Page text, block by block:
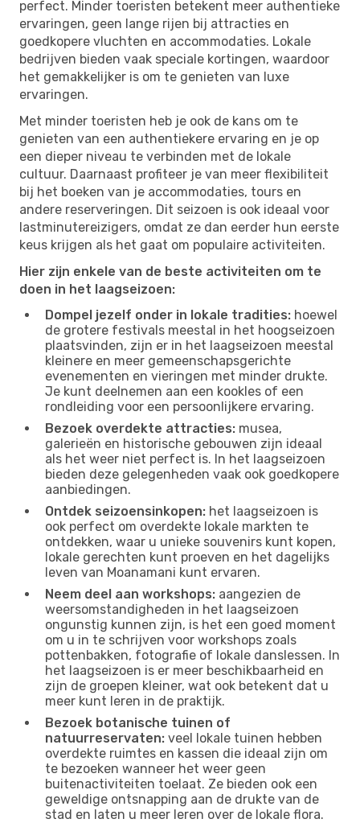
perfect. Minder toeristen betekent meer authentieke
ervaringen, geen lange rijen bij attracties en
goedkopere vluchten en accommodaties. Lokale
bedrijven bieden vaak speciale kortingen, waardoor
het gemakkelijker is om te genieten van luxe
ervaringen.
Met minder toeristen heb je ook de kans om te
genieten van een authentiekere ervaring en je op
een dieper niveau te verbinden met de lokale
cultuur. Daarnaast profiteer je van meer flexibiliteit
bij het boeken van je accommodaties, tours en
andere reserveringen. Dit seizoen is ook ideaal voor
lastminutereizigers, omdat ze dan eerder hun eerste
keus krijgen als het gaat om populaire activiteiten.
Hier zijn enkele van de beste activiteiten om te
doen in het laagseizoen:
Dompel jezelf onder in lokale tradities: hoewel
de grotere festivals meestal in het hoogseizoen
plaatsvinden, zijn er in het laagseizoen meestal
kleinere en meer gemeenschapsgerichte
evenementen en vieringen met minder drukte.
Je kunt deelnemen aan een kookles of een
rondleiding voor een persoonlijkere ervaring.
Bezoek overdekte attracties: musea,
galerieën en historische gebouwen zijn ideaal
als het weer niet perfect is. In het laagseizoen
bieden deze gelegenheden vaak ook goedkopere
aanbiedingen.
Ontdek seizoensinkopen: het laagseizoen is
ook perfect om overdekte lokale markten te
ontdekken, waar u unieke souvenirs kunt kopen,
lokale gerechten kunt proeven en het dagelijks
leven van Moanamani kunt ervaren.
Neem deel aan workshops: aangezien de
weersomstandigheden in het laagseizoen
ongunstig kunnen zijn, is het een goed moment
om u in te schrijven voor workshops zoals
pottenbakken, fotografie of lokale danslessen. In
het laagseizoen is er meer beschikbaarheid en
zijn de groepen kleiner, wat ook betekent dat u
meer kunt leren in de praktijk.
Bezoek botanische tuinen of
natuurreservaten: veel lokale tuinen hebben
overdekte ruimtes en kassen die ideaal zijn om
te bezoeken wanneer het weer geen
buitenactiviteiten toelaat. Ze bieden ook een
geweldige ontsnapping aan de drukte van de
stad en laten u meer leren over de lokale flora.